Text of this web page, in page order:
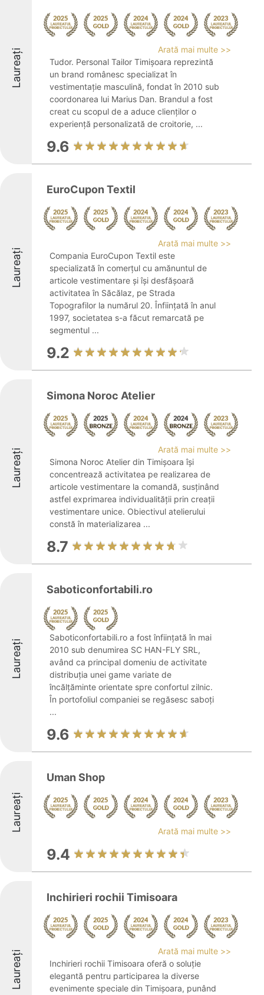
Laureați
Arată mai multe >>
Tudor. Personal Tailor Timișoara reprezintă
un brand românesc specializat în
vestimentație masculină, fondat în 2010 sub
coordonarea lui Marius Dan. Brandul a fost
creat cu scopul de a aduce clienților o
experiență personalizată de croitorie, ...
9.6
Laureați
EuroCupon Textil
Arată mai multe >>
Compania EuroCupon Textil este
specializată în comerțul cu amănuntul de
articole vestimentare și își desfășoară
activitatea în Săcălaz, pe Strada
Topografilor la numărul 20. Înființată în anul
1997, societatea s-a făcut remarcată pe
segmentul ...
9.2
Laureați
Simona Noroc Atelier
Arată mai multe >>
Simona Noroc Atelier din Timișoara își
concentrează activitatea pe realizarea de
articole vestimentare la comandă, susținând
astfel exprimarea individualității prin creații
vestimentare unice. Obiectivul atelierului
constă în materializarea ...
8.7
Laureați
Saboticonfortabili.ro
Saboticonfortabili.ro a fost înființată în mai
2010 sub denumirea SC HAN-FLY SRL,
având ca principal domeniu de activitate
distribuția unei game variate de
încălțăminte orientate spre confortul zilnic.
În portofoliul companiei se regăsesc saboți
...
9.6
Laureați
Uman Shop
Arată mai multe >>
9.4
Laureați
Inchirieri rochii Timisoara
Arată mai multe >>
Inchirieri rochii Timisoara oferă o soluție
elegantă pentru participarea la diverse
evenimente speciale din Timișoara, punând